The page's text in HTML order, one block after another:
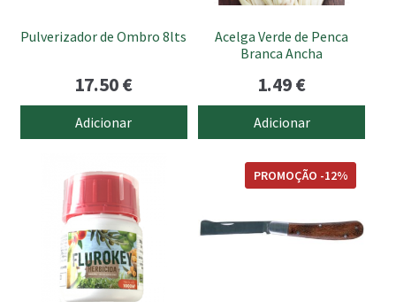
Pulverizador de Ombro 8lts
17.50€
Adicionar
Acelga Verde de Penca
Branca Ancha
1.49€
Adicionar
PROMOÇÃO -12%